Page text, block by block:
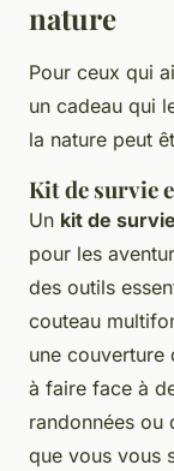
nature
Pour ceux qui
un cadeau qui
la nature peut
Kit de survie
Un kit de
pour les
des outils
couteau
une couverture
à faire face à
randonnées ou
que vous vous